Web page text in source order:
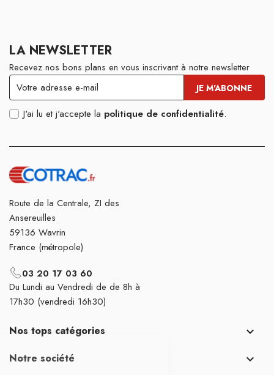
LA NEWSLETTER
Recevez nos bons plans en vous inscrivant à notre newsletter
J'ai lu et j'accepte la politique de confidentialité.
Route de la Centrale, ZI des
Ansereuilles
59136 Wavrin
France (métropole)
03 20 17 03 60
Du Lundi au Vendredi de de 8h à
17h30 (vendredi 16h30)
Nos tops catégories 
Notre société 